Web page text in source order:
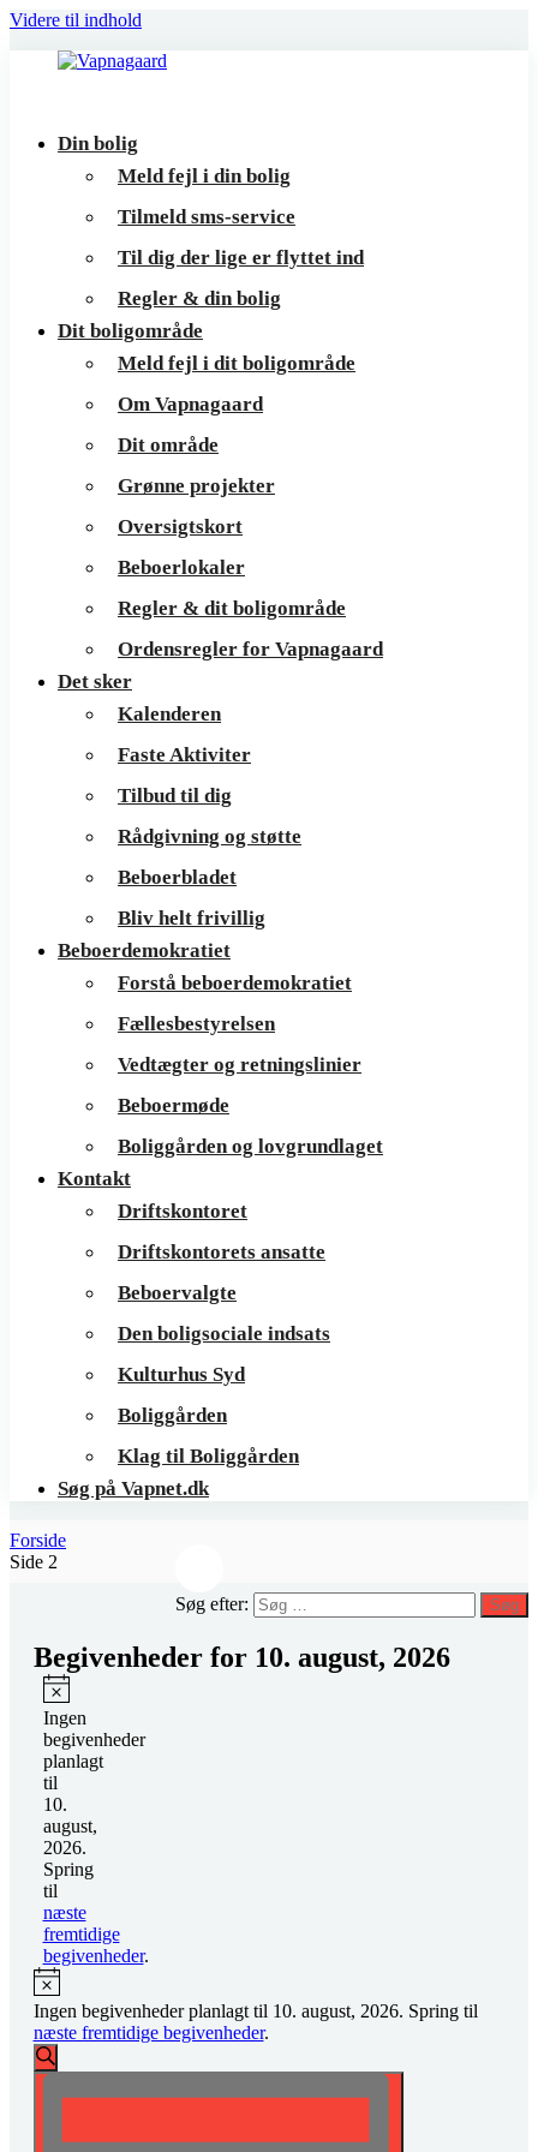
Videre til indhold
Vapnagaard
BoligerDin bolig
Meld fejl i din bolig
Tilmeld sms-service
Til dig der lige er flyttet ind
Regler & din bolig
Dit boligområde
Meld fejl i dit boligområde
Om Vapnagaard
Dit område
Grønne projekter
Oversigtskort
Beboerlokaler
Regler & dit boligområde
Ordensregler for Vapnagaard
Det sker
Kalenderen
Faste Aktiviter
Tilbud til dig
Rådgivning og støtte
Beboerbladet
Bliv helt frivillig
Beboerdemokratiet
Forstå beboerdemokratiet
Fællesbestyrelsen
Vedtægter og retningslinier
Beboermøde
Boliggården og lovgrundlaget
Kontakt
Driftskontoret
Driftskontorets ansatte
Beboervalgte
Den boligsociale indsats
Kulturhus Syd
Boliggården
Klag til Boliggården
Søg på Vapnet.dk
Søg efter: Søg
Forside
Side 2
Begivenheder for 10. august, 2026
Notice
Ingen
begivenheder
planlagt
til
10.
august,
2026.
Spring
til
næste
fremtidige
begivenheder.
Notice
Ingen begivenheder planlagt til 10. august, 2026. Spring til
næste fremtidige begivenheder.
Begivenheder
Søgning
Søg
efter
Begivenhed